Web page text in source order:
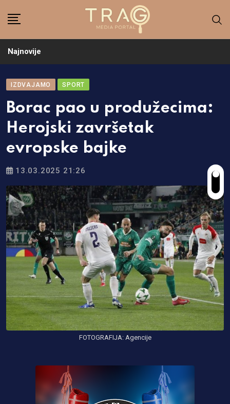
Najnovije
IZDVAJAMO SPORT
Borac pao u produžecima:
Herojski završetak
evropske bajke
13.03.2025 21:26
FOTOGRAFIJA: Agencije